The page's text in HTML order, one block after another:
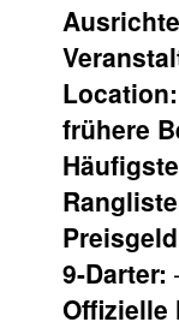
Location:
frühere
9-Darter:
Offizielle